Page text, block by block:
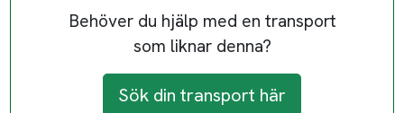
Behöver du hjälp med en transport
som liknar denna?
Sök din transport här